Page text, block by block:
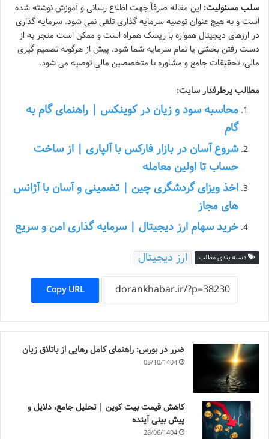
سلب مسئولیت: این مقاله صرفاً جهت اطلاع رسانی و آموزش نوشته شده
است و به هیچ عنوان توصیه سرمایه گذاری تلقی نمی شود. سرمایه گذاری
در ارزهای دیجیتال همواره با ریسک همراه است و ممکن است منجر به از
دست رفتن بخشی یا تمام سرمایه شما شود. پیش از هرگونه تصمیم گیری
مالی، تحقیقات جامع و مشاوره با متخصصین مالی توصیه می شود.
مطالب پرطرفدار سایت:
محاسبه سود و زیان در کوینکس | راهنمای گام به
گام
شروع آسان در بازار فارکس با آلپاری | از ساخت
حساب تا اولین معامله
اخذ ویزای گردشگری چین | تضمینی و آسان با آژانس
های مجاز
خرید سهام ارز دیجیتال | سرمایه گذاری امن و سریع
دسته بندی مطلب ارز دیجیتال
Copy URL
ضرر در بورس: راهنمای کامل رهایی از باتلاق زیان
03/10/1404
کاهش قیمت بیت کوین | تحلیل جامع، دلایل و
پیش بینی آینده
28/06/1404